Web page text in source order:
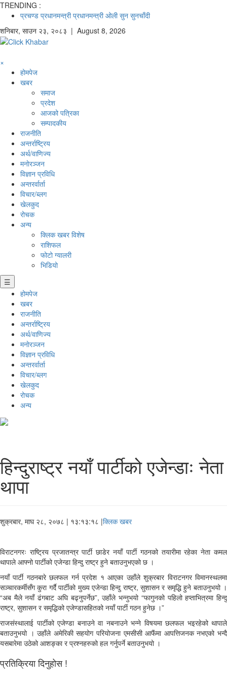
TRENDING :
प्रचण्ड प्रधानमन्त्री प्रधानमन्त्री ओली सुन सुनचाँदी
शनिबार, साउन २३, २०८३ | August 8, 2026
×
होमपेज
खबर
समाज
प्रदेश
आजको पत्रिका
सम्पादकीय
राजनीति
अन्तर्राष्ट्रिय
अर्थ/वाणिज्य
मनाेरञ्जन
विज्ञान प्रविधि
अन्तरर्वार्ता
विचार/ब्लग
खेलकुद
रोचक
अन्य
क्लिक खबर विशेष
राशिफल
फोटो ग्यालरी
भिडियो
☰
होमपेज
खबर
राजनीति
अन्तर्राष्ट्रिय
अर्थ/वाणिज्य
मनाेरञ्जन
विज्ञान प्रविधि
अन्तरर्वार्ता
विचार/ब्लग
खेलकुद
रोचक
अन्य
हिन्दुराष्ट्र नयाँ पार्टीको एजेन्डाः नेता
थापा
शुक्रबार, माघ २८, २०७८ | १३:१३:१८ |क्लिक खबर
विराटनगरः राष्ट्रिय प्रजातन्त्र पार्टी छाडेर नयाँ पार्टी गठनको तयारीमा रहेका नेता कमल
थापाले आफ्नो पार्टीको एजेन्डा हिन्दु राष्ट्र हुने बताउनुभएको छ ।
नयाँ पार्टी गठनबारे छलफल गर्न प्रदेश १ आएका उहाँले शुक्रबार विराटनगर विमानस्थलमा
सञ्चारकर्मीसँग कुरा गर्दै पार्टीको मुख्य एजेन्डा हिन्दु राष्ट्र, सुशासन र समृद्धि हुने बताउनुभयो ।
“अब मैले नयाँ ढंगबाट अघि बढ्नुपर्नेछ”, उहाँले भन्नुभयो “फागुनको पहिलो हप्ताभित्रमा हिन्दु
राष्ट्र, सुशासन र समृद्धिको एजेण्डासहितको नयाँ पार्टी गठन हुनेछ ।”
राजसंस्थालाई पार्टीको एजेण्डा बनाउने वा नबनाउने भन्ने विषयमा छलफल भइरहेको थापाले
बताउनुभयो । उहाँले अमेरिकी सहयोग परियोजना एमसीसी आफैंमा आपत्तिजनक नभएको भन्दै
यसबारेमा उठेको आशङ्का र प्रश्नहरुको हल गर्नुपर्ने बताउनुभयो ।
प्रतिक्रिया दिनुहोस !